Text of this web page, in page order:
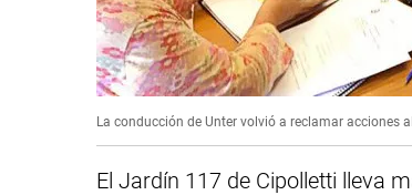
La conducción de Unter volvió a reclamar acciones
El Jardín 117 de Cipolletti lleva